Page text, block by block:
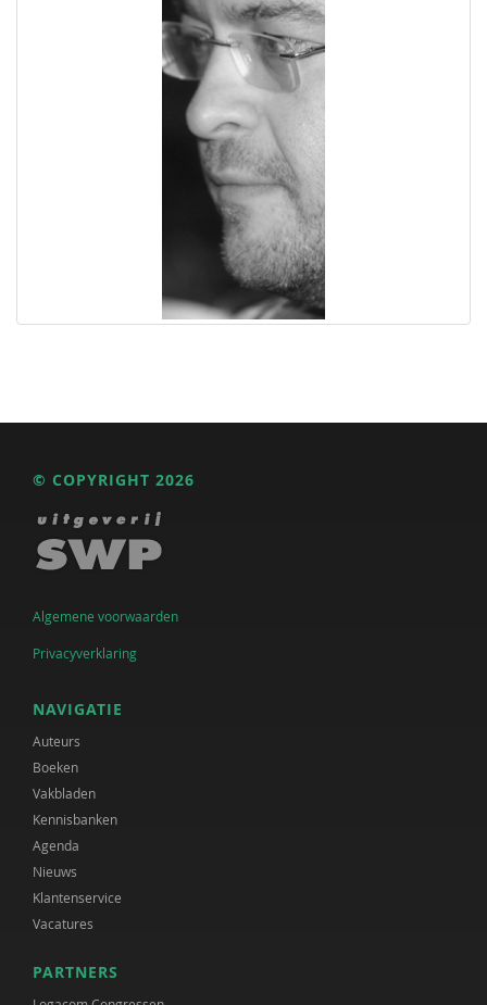
© COPYRIGHT 2026
Algemene voorwaarden
Privacyverklaring
NAVIGATIE
Auteurs
Boeken
Vakbladen
Kennisbanken
Agenda
Nieuws
Klantenservice
Vacatures
PARTNERS